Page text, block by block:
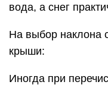
вода, а снег
На выбор наклона
крыши:
Иногда при